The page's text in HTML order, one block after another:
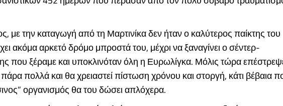
με την καταγωγή από τη Μαρτινίκα δεν ήταν ο καλύτερος παίκτης του
ακόμα αρκετό δρόμο μπροστά του, μέχρι να ξαναγίνει ο σέντερ-
που ξέραμε και υποκλινόταν όλη η Ευρωλίγκα. Μόλις τώρα
πολλά και θα χρειαστεί πίστωση χρόνου και στοργή, κάτι βέβαια
οργανισμός θα του δώσει απλόχερα.